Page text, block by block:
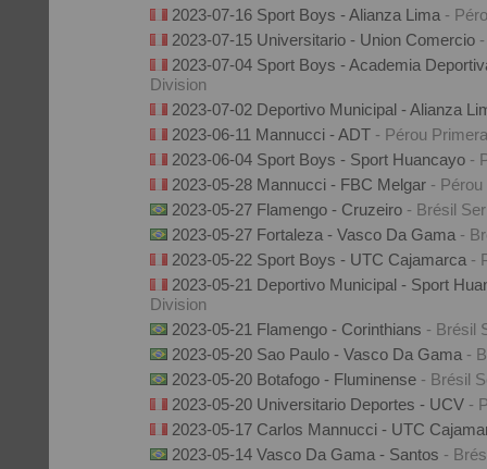
2023-07-16 Sport Boys - Alianza Lima -
2023-07-15 Universitario - Union Comercio
2023-07-04 Sport Boys - Academia
Division
2023-07-02 Deportivo Municipal - Alianza
2023-06-11 Mannucci - ADT - Pérou
2023-06-04 Sport Boys - Sport Huancayo -
2023-05-28 Mannucci - FBC Melgar -
2023-05-27 Flamengo - Cruzeiro - Brésil
2023-05-27 Fortaleza - Vasco Da Gama -
2023-05-22 Sport Boys - UTC Cajamarca -
2023-05-21 Deportivo Municipal - Sport
Division
2023-05-21 Flamengo - Corinthians - Brésil
2023-05-20 Sao Paulo - Vasco Da Gama -
2023-05-20 Botafogo - Fluminense - Brésil
2023-05-20 Universitario Deportes - UCV -
2023-05-17 Carlos Mannucci - UTC
2023-05-14 Vasco Da Gama - Santos -